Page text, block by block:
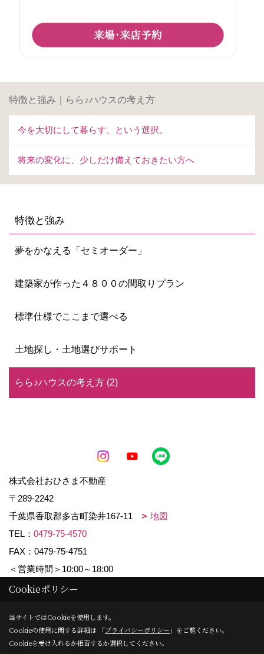
特徴と強み｜らら♪ハウスの考え方
今を大切にして暮らす、という選択。
将来の変化に、少しだけ備えておきたい方へ
特徴と強み
夢をかなえる「セミオーダー」
建築家が作った４８００の間取りプラン
標準仕様でここまで選べる
土地探し・土地選びサポート
らら♪ハウスの考え方 (2)
株式会社おひさま不動産
〒289-2242
千葉県香取郡多古町染井167-11
地図
TEL： 0479-75-4570
FAX：0479-75-4751
＜営業時間＞10:00～18:00
＜定休日＞水曜日・日曜日
Copyright (c) ららハウス. All Rights Reserved.
Cookieポリシー
当サイトではCookieを使用します。
Cookieの使用に関する詳細は 「プライバシーポリシー 」をご覧ください。
Cookieを受け入れるか拒否するか選択してください。